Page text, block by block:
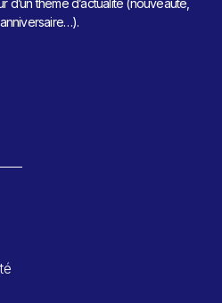
thème d’actualité (nouveauté,